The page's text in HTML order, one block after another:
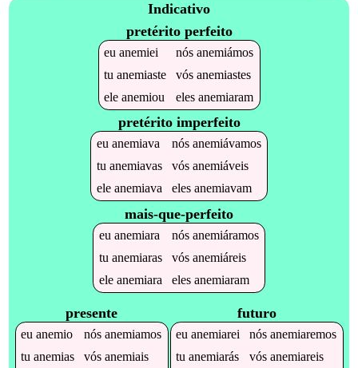
Indicativo
pretérito perfeito
euanemiei nósanemiámos
tuanemiaste vósanemiastes
eleanemiou elesanemiaram
pretérito imperfeito
eu anemiava nós anemiávamos
tu anemiavas vós anemiáveis
ele anemiava eles anemiavam
mais-que-perfeito
eu anemiara nós anemiáramos
tu anemiaras vós anemiáreis
ele anemiara eles anemiaram
presente
euanemio nósanemiamos
tuanemias vósanemiais
futuro
euanemiarei nósanemiaremos
tuanemiarás vósanemiareis